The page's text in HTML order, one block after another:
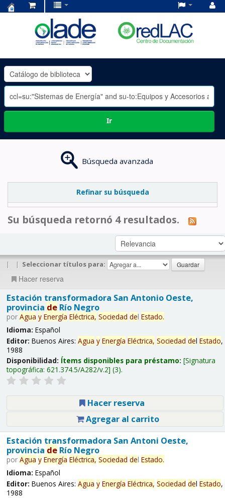
OLADE
-
Ir
Búsqueda avanzada
Refinar su búsqueda
Su búsqueda retornó 4 resultados.
| | Seleccionar títulos para:
Hacer reserva
Estación transformadora San Antonio Oeste,
provincia deRío Negro
por Agua y Energía Eléctrica, Sociedad del Estado.
Idioma: Español
Editor: Buenos Aires: Agua y Energía Eléctrica, Sociedad del Estado,
1988
Disponibilidad: Ítems disponibles para préstamo: Signatura
topográfica: 621.374.5/A282/v.2 (3).
Hacer reserva
Agregar al carrito
Estación transformadora San Antoni Oeste,
provincia deRío Negro
por Agua y Energía Eléctrica, Sociedad del Estado.
Idioma: Español
Editor: Buenos Aires: Agua y Energía Eléctrica, Sociedad del Estado,
1988